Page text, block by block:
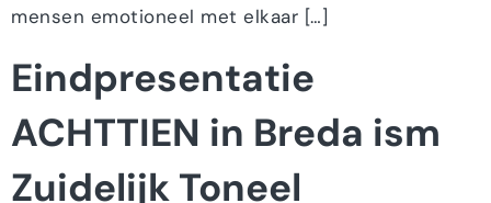
mensen emotioneel met elkaar […]
Eindpresentatie
ACHTTIEN in Breda ism
Zuidelijk Toneel